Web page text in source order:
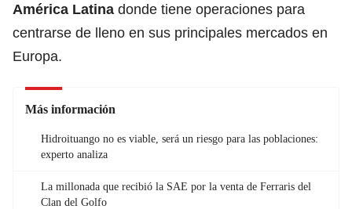
América Latina donde tiene operaciones para
centrarse de lleno en sus principales mercados en
Europa.
Más información
Hidroituango no es viable, será un riesgo para las poblaciones:
experto analiza
La millonada que recibió la SAE por la venta de Ferraris del
Clan del Golfo